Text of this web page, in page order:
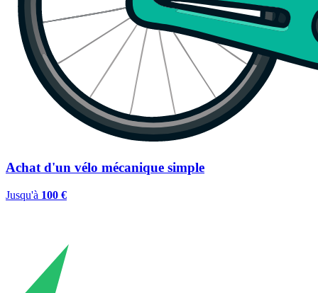
Achat d'un vélo mécanique simple
Jusqu'à 100 €